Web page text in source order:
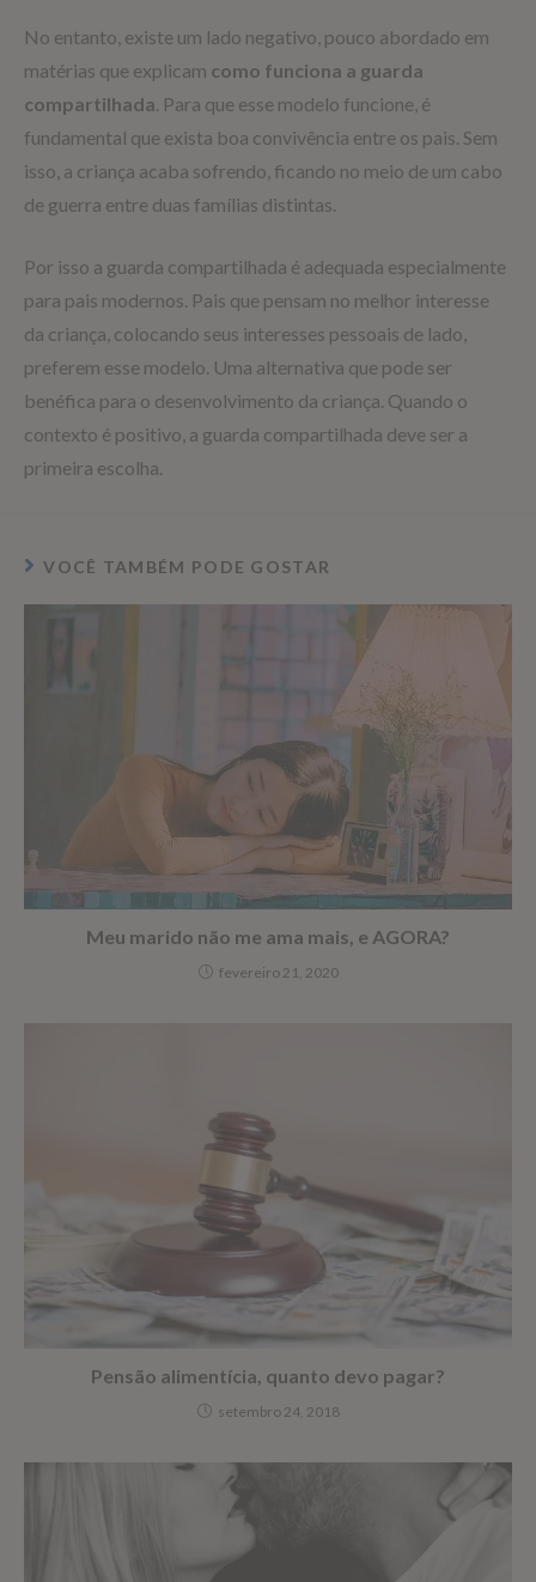
No entanto, existe um lado negativo, pouco abordado em
matérias que explicam como funciona a guarda
compartilhada . Para que esse modelo funcione, é
fundamental que exista boa convivência entre os pais. Sem
isso, a criança acaba sofrendo, ficando no meio de um cabo
de guerra entre duas famílias distintas.
Por isso a guarda compartilhada é adequada especialmente
para pais modernos. Pais que pensam no melhor interesse
da criança, colocando seus interesses pessoais de lado,
preferem esse modelo. Uma alternativa que pode ser
benéfica para o desenvolvimento da criança. Quando o
contexto é positivo, a guarda compartilhada deve ser a
primeira escolha.
VOCÊ TAMBÉM PODE GOSTAR
Meu marido não me ama mais, e AGORA?
fevereiro 21, 2020
Pensão alimentícia, quanto devo pagar?
setembro 24, 2018